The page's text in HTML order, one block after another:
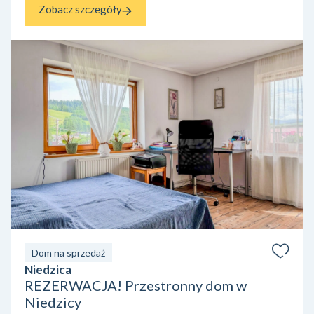
Zobacz szczegóły
Dom na sprzedaż
Niedzica
REZERWACJA! Przestronny dom w
Niedzicy